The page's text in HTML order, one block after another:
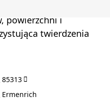
powierzchni i
twierdzenia
85313
Ermenrich